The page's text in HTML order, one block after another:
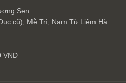
Sen
cũ), Mễ Trì, Nam Từ Liêm Hà
VND